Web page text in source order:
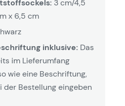
3 cm/4,5
x 6,5 cm
inklusive: Das
im Lieferumfang
wie eine Beschriftung,
der Bestellung eingeben